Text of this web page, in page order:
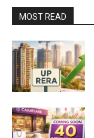
MOST READ